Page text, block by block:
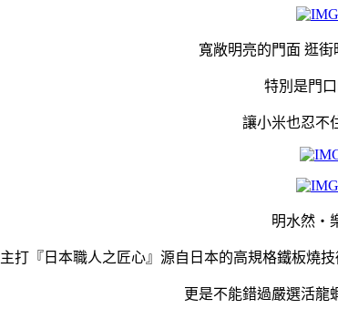
寬敞明亮的門面 逛
特別是門
讓小米也忍不
明水然・
主打『日本職人之匠心』源自日本的高規格鐵板燒
更是不能錯過嚴選活龍